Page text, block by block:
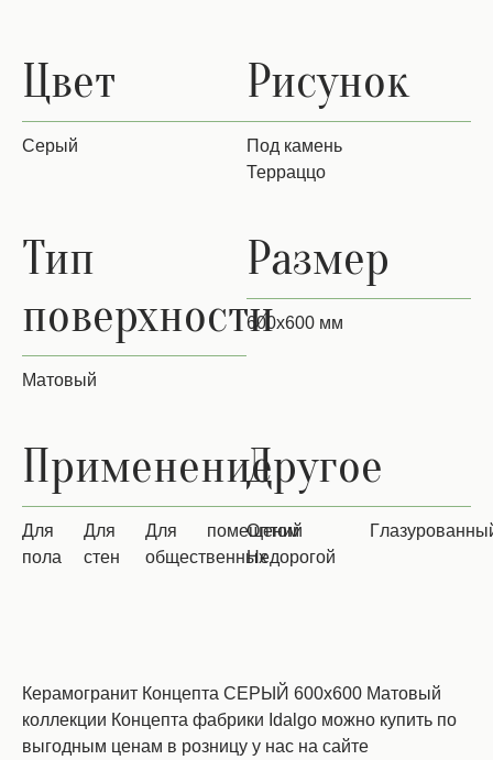
Цвет
Серый
Рисунок
Под камень
Терраццо
Тип
поверхности
Матовый
Размер
600х600 мм
Применение
для
пола
для
стен
для
общественных
помещений
Другое
Оптом
Недорогой
Керамогранит Концепта СЕРЫЙ 600x600 Матовый
коллекции Концепта фабрики Idalgo можно купить по
выгодным ценам в розницу у нас на сайте